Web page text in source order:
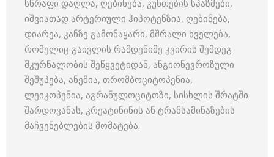
სწრაფი დაღლა, ღებინება, კუნთების სპაზმები,
იშვიათად არტერიული ჰიპოტენზია, ღებინება,
დიარეა, კანზე გამონაყარი, მშრალი ხველება,
რომელიც გაივლის რამდენიმე კვირის შემდეგ
მკურნალობის შეწყვეტიდან, ანგიონევროზული
შეშუპება, ანემია, თრომბოციტოპენია,
ლეიკოპენია, აგრანულოციტოზი, სისხლის შრატში
შარდოვანას, კრეატინინის ან ტრანსამინაზების
მაჩვენებლების მომატება.